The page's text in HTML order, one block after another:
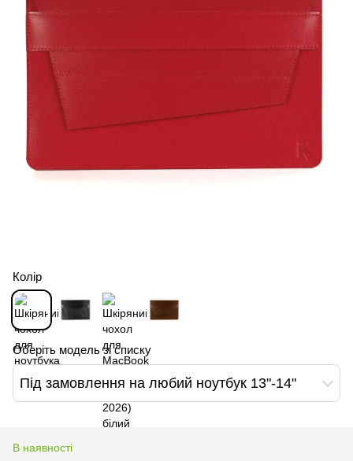
Колір
Оберіть модель зі списку
Під замовлення на любий ноутбук 13"-14"
В наявності